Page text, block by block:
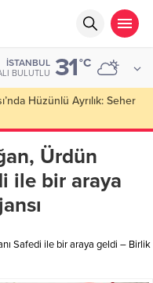
İSTANBUL
BULUTLU 31°C
Hacı Eryaman’a
Ürdün
ile bir araya
Safedi ile bir araya geldi – Birlik